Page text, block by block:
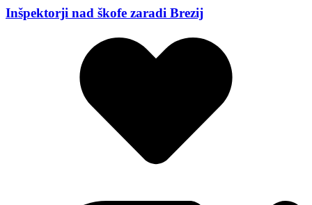
Inšpektorji nad škofe zaradi Brezij